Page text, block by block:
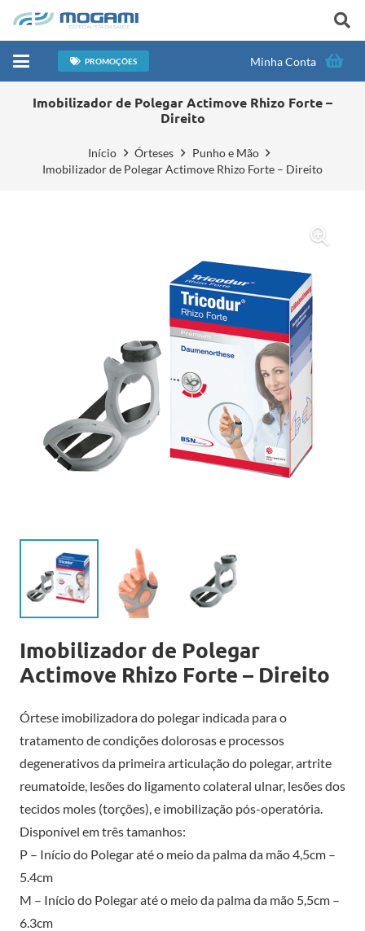
PROMOÇÕES Minha Conta
Imobilizador de Polegar Actimove Rhizo Forte –
Direito
Início Órteses
Punho e Mão
Imobilizador de Polegar Actimove Rhizo Forte – Direito
Imobilizador de Polegar
Actimove Rhizo Forte – Direito
Órtese imobilizadora do polegar indicada para o
tratamento de condições dolorosas e processos
degenerativos da primeira articulação do polegar, artrite
reumatoide, lesões do ligamento colateral ulnar, lesões dos
tecidos moles (torções), e imobilização pós-operatória.
Disponível em três tamanhos:
P – Início do Polegar até o meio da palma da mão 4,5cm –
5.4cm
M – Início do Polegar até o meio da palma da mão 5,5cm –
6.3cm